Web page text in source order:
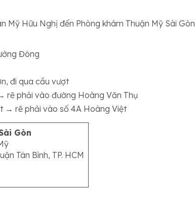
Mỹ Hữu Nghị đến Phòng khám Thuận Mỹ Sài
Đông
đi qua cầu vượt
rẽ phải vào đường Hoàng Văn Thụ
→ rẽ phải vào số 4A Hoàng Việt
Gòn
Tân Bình, TP. HCM